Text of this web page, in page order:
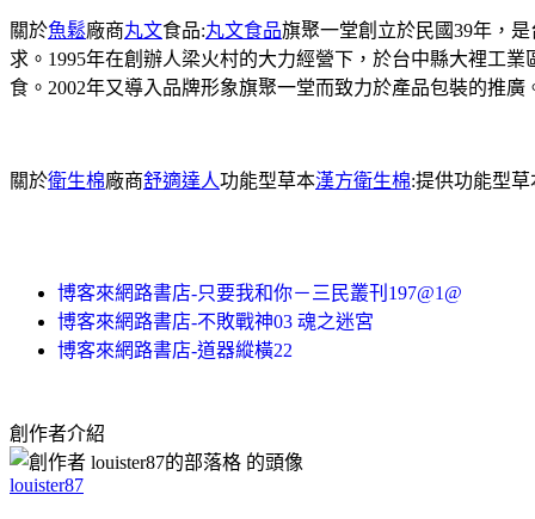
關於魚鬆廠商丸文食品:丸文食品旗聚一堂創立於民國39年，
求。1995年在創辦人梁火村的大力經營下，於台中縣大裡工
食。2002年又導入品牌形象旗聚一堂而致力於產品包裝的推廣
關於衛生棉廠商舒適達人功能型草本漢方衛生棉:提供功能型
博客來網路書店-只要我和你－三民叢刊197@1@
博客來網路書店-不敗戰神03 魂之迷宮
博客來網路書店-道器縱橫22
創作者介紹
louister87